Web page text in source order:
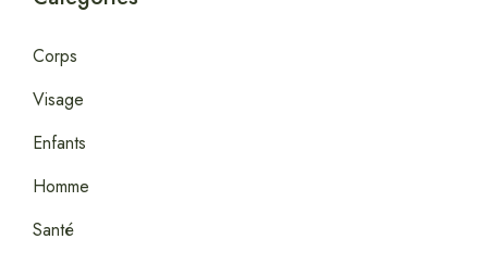
Corps
Visage
Enfants
Homme
Santé